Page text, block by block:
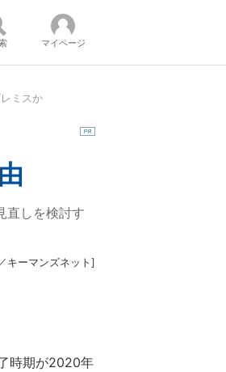
マイページ
ミスか
直しを検討す
キーマンズネット]
時期が2020年